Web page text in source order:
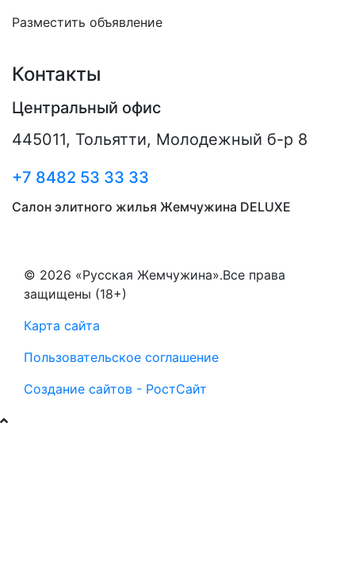
Разместить объявление
Контакты
Центральный офис
445011, Тольятти, Молодежный б-р 8
+7 8482 53 33 33
Салон элитного жилья Жемчужина DELUXE
© 2026 «Русская Жемчужина».Все права
защищены (18+)
Карта сайта
Пользовательское соглашение
Создание сайтов - РостСайт